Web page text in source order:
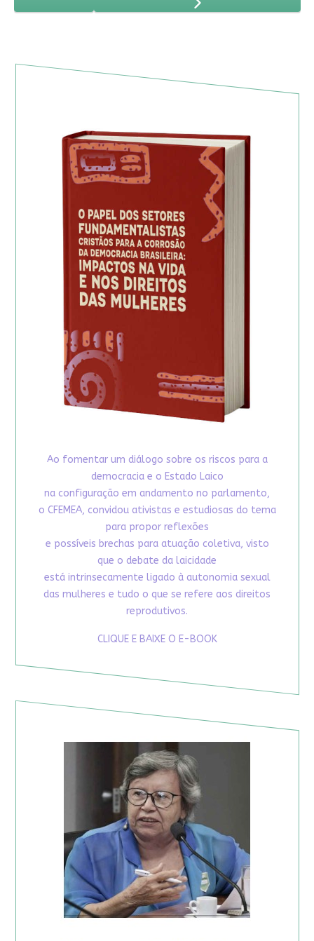
Ao fomentar um diálogo sobre os riscos para a
democracia e o Estado Laico
na configuração em andamento no parlamento,
o CFEMEA, convidou ativistas e estudiosas do tema
para propor reflexões
e possíveis brechas para atuação coletiva, visto
que o debate da laicidade
está intrinsecamente ligado à autonomia sexual
das mulheres e tudo o que se refere aos direitos
reprodutivos.
CLIQUE E BAIXE O E-BOOK